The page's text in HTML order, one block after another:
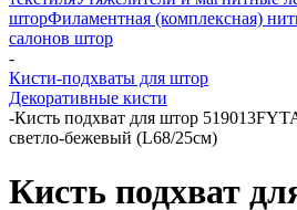
шторФиламентная (комплексная)
салонов штор
-
Кисти-подхваты для штор
Декоративные кисти
-Кисть подхват для штор
светло-бежевый (L68/25см)
Кисть подхват